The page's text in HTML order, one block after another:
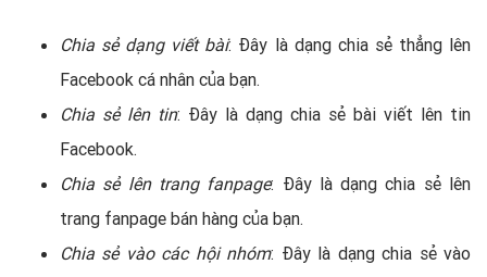
Chia sẻ dạng viết bài: Đây là dạng chia sẻ thẳng lên
Facebook cá nhân của bạn.
Chia sẻ lên tin: Đây là dạng chia sẻ bài viết lên tin
Facebook.
Chia sẻ lên trang fanpage: Đây là dạng chia sẻ lên
trang fanpage bán hàng của bạn.
Chia sẻ vào các hội nhóm: Đây là dạng chia sẻ vào